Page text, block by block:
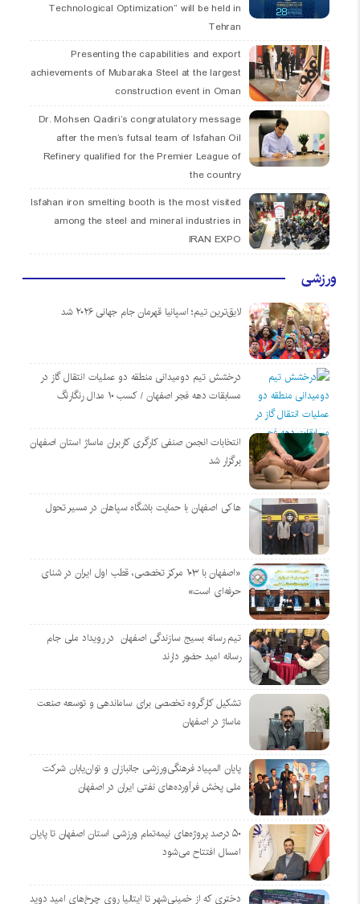
Technological Optimization” will be held in
Tehran
Presenting the capabilities and export
achievements of Mubaraka Steel at the largest
construction event in Oman
Dr. Mohsen Qadiri’s congratulatory message
after the men’s futsal team of Isfahan Oil
Refinery qualified for the Premier League of
the country
Isfahan iron smelting booth is the most visited
among the steel and mineral industries in
IRAN EXPO
ورزشی
لایق‌ترین تیم؛ اسپانیا قهرمان جام جهانی ۲۰۲۶ شد
درخشش تیم دومیدانی منطقه دو عملیات انتقال گاز در
مسابقات دهه فجر اصفهان / کسب ۱۰ مدال رنگارنگ
انتخابات انجمن صنفی کارگری کاربران ماساژ استان اصفهان
برگزار شد
هاکی اصفهان با حمایت باشگاه سپاهان در مسیر تحول
«اصفهان با ۱۰۳ مرکز تخصصی، قطب اول ایران در شنای
حرفه‌ای است»
تیم رسانه بسیج سازندگی اصفهان در رویداد ملی جام
رسانه امید حضور دارند
تشکیل کارگروه تخصصی برای ساماندهی و توسعه صنعت
ماساژ در اصفهان
پایان المپیاد فرهنگی‌ورزشی جانبازان و توان‌یابان شرکت
ملی پخش فرآورده‌های نفتی ایران در اصفهان
۵۰ درصد پروژه‌های نیمه‌تمام ورزشی استان اصفهان تا پایان
امسال افتتاح می‌شود
دختری که از خمینی‌شهر تا ایتالیا روی چرخ‌های امید دوید